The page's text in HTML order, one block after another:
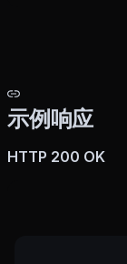
示例响应
HTTP 200 OK